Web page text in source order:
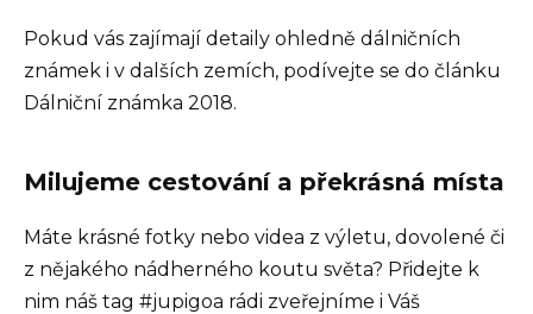
Pokud vás zajímají detaily ohledně dálničních
známek i v dalších zemích, podívejte se do článku
Dálniční známka 2018.
Milujeme cestování a překrásná místa
Máte krásné fotky nebo videa z výletu, dovolené či
z nějakého nádherného koutu světa? Přidejte k
nim náš tag #jupigoa rádi zveřejníme i Váš